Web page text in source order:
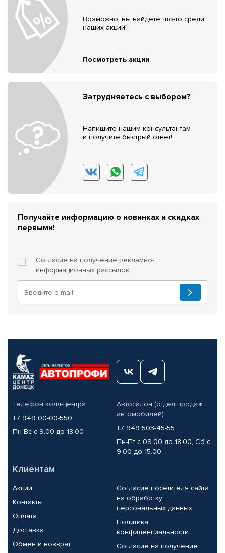
Возможно, вы найдёте что-то среди
наших акций!
Посмотреть акции
Затрудняетесь с выбором?
Напишите нашим консультантам
и получите быстрый ответ!
Получайте информацию о новинках и скидках
первыми!
Согласие на получение рекламно-
информационных рассылок
Телефон колл-центра
+7 949 00-00-550
Пн-Вс с 9.00 до 18.00
Автосалон (отдел продаж
автомобилей)
+7 949 503-45-55
Пн-Пт с 09.00 до 18.00, Сб с
9.00 до 15.00
Клиентам
Акции
Контакты
Оплата
Доставка
Обмен и возврат
Согласие посетителя сайта
на обработку
персональных данных
Политика
конфиденциальности
Согласие на получение